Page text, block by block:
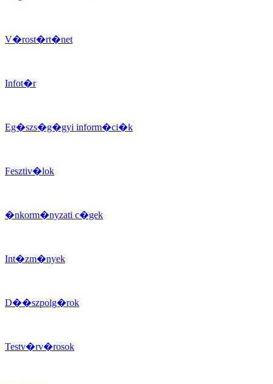
V�rost�rt�net
Infot�r
Eg�szs�g�gyi inform�ci�k
Fesztiv�lok
�nkorm�nyzati c�gek
Int�zm�nyek
D��szpolg�rok
Testv�rv�rosok